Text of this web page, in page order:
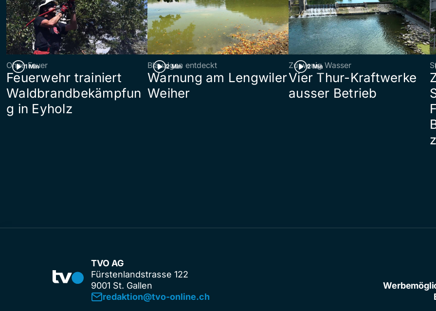
1 Min
Ohne Feuer
Feuerwehr trainiert
Waldbrandbekämpfun
g in Eyholz
2 Min
Blaualgen entdeckt
Warnung am Lengwiler
Weiher
2 Min
Zu wenig Wasser
Vier Thur-Kraftwerke
ausser Betrieb
TVO AG
Fürstenlandstrasse 122
9001 St. Gallen
redaktion@tvo-online.ch